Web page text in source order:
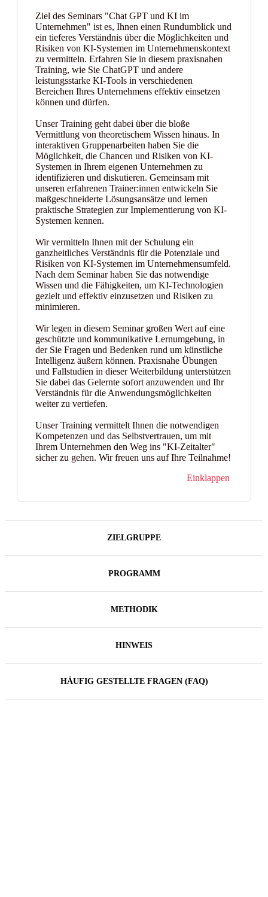
Ziel des Seminars "Chat GPT und KI im
Unternehmen" ist es, Ihnen einen Rundumblick und
ein tieferes Verständnis über die Möglichkeiten und
Risiken von KI-Systemen im Unternehmenskontext
zu vermitteln. Erfahren Sie in diesem praxisnahen
Training, wie Sie ChatGPT und andere
leistungsstarke KI-Tools in verschiedenen
Bereichen Ihres Unternehmens effektiv einsetzen
können und dürfen.
Unser Training geht dabei über die bloße
Vermittlung von theoretischem Wissen hinaus. In
interaktiven Gruppenarbeiten haben Sie die
Möglichkeit, die Chancen und Risiken von KI-
Systemen in Ihrem eigenen Unternehmen zu
identifizieren und diskutieren. Gemeinsam mit
unseren erfahrenen Trainer:innen entwickeln Sie
maßgeschneiderte Lösungsansätze und lernen
praktische Strategien zur Implementierung von KI-
Systemen kennen.
Wir vermitteln Ihnen mit der Schulung ein
ganzheitliches Verständnis für die Potenziale und
Risiken von KI-Systemen im Unternehmensumfeld.
Nach dem Seminar haben Sie das notwendige
Wissen und die Fähigkeiten, um KI-Technologien
gezielt und effektiv einzusetzen und Risiken zu
minimieren.
Wir legen in diesem Seminar großen Wert auf eine
geschützte und kommunikative Lernumgebung, in
der Sie Fragen und Bedenken rund um künstliche
Intelligenz äußern können. Praxisnahe Übungen
und Fallstudien in dieser Weiterbildung unterstützen
Sie dabei das Gelernte sofort anzuwenden und Ihr
Verständnis für die Anwendungsmöglichkeiten
weiter zu vertiefen.
Unser Training vermittelt Ihnen die notwendigen
Kompetenzen und das Selbstvertrauen, um mit
Ihrem Unternehmen den Weg ins "KI-Zeitalter"
sicher zu gehen. Wir freuen uns auf Ihre Teilnahme!
Einklappen
ZIELGRUPPE
PROGRAMM
METHODIK
HINWEIS
HÄUFIG GESTELLTE FRAGEN (FAQ)